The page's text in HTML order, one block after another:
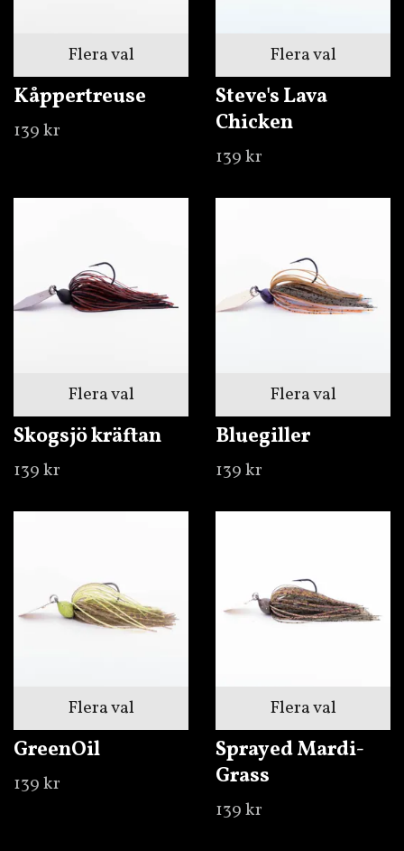
Flera val
Kåppertreuse
139 kr
Flera val
Steve's Lava
Chicken
139 kr
Flera val
Skogsjö kräftan
139 kr
Flera val
Bluegiller
139 kr
Flera val
GreenOil
139 kr
Flera val
Sprayed Mardi-
Grass
139 kr